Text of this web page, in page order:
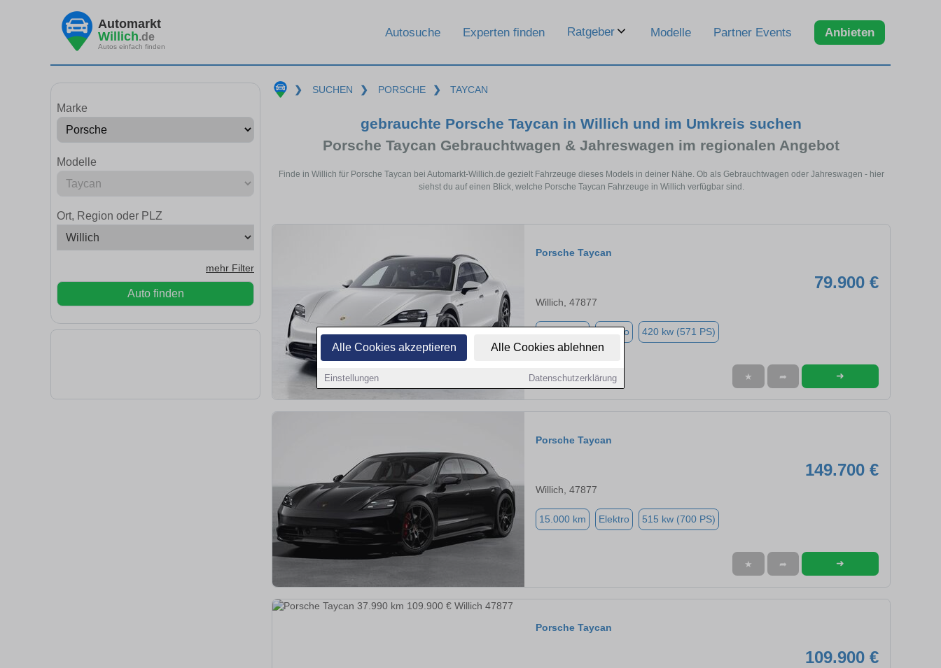
Alle Cookies akzeptieren Alle Cookies ablehnen
Einstellungen Datenschutzerklärung
Automarkt
Willich.de
Autos einfach finden
Autosuche Experten finden Ratgeber Modelle Partner Events Anbieten
Marke
Modelle
Ort, Region oder PLZ
mehr Filter
Auto finden
❯ SUCHEN ❯ PORSCHE ❯ TAYCAN
gebrauchte Porsche Taycan in Willich und im Umkreis suchen
Porsche Taycan Gebrauchtwagen & Jahreswagen im regionalen Angebot
Finde in Willich für Porsche Taycan bei Automarkt-Willich.de gezielt Fahrzeuge dieses Models in deiner Nähe. Ob als Gebrauchtwagen oder Jahreswagen - hier
siehst du auf einen Blick, welche Porsche Taycan Fahrzeuge in Willich verfügbar sind.
Porsche Taycan
79.900 €
Willich, 47877
Elektro 420 kw (571 PS)
★ ➦ ➜
Porsche Taycan
149.700 €
Willich, 47877
15.000 km Elektro 515 kw (700 PS)
★ ➦ ➜
Porsche Taycan
109.900 €